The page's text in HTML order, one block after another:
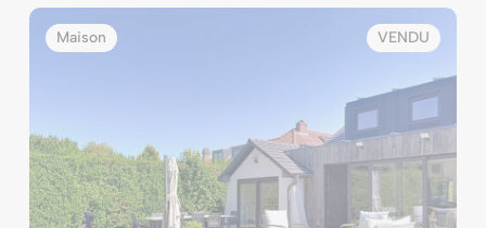
Maison VENDU